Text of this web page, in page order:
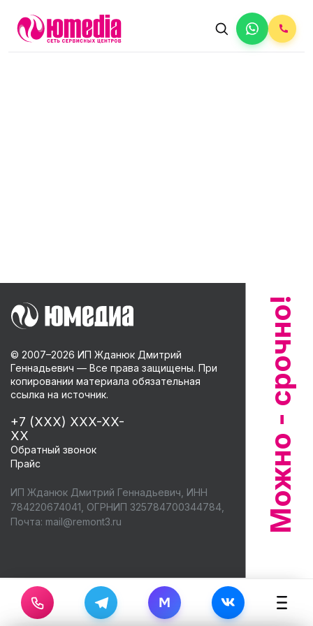
© 2007–2026 ИП Жданюк Дмитрий
Геннадьевич — Все права защищены. При
копировании материала обязательная
ссылка на источник.
+7 (XXX) XXX-XX-
XX
Обратный звонок
Прайс
ИП Жданюк Дмитрий Геннадьевич, ИНН
784220674041, ОГРНИП 325784700344784,
Почта: mail@remont3.ru
M